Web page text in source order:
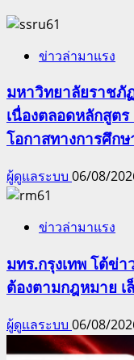
ข่าวล่ามาแรง
มหาวิทยาลัยราช
เนื่องตลอดหลักสูต
โอกาสทางการศึก
ผู้ดูแลระบบ 06/08/
ข่าวล่ามาแรง
มทร.กรุงเทพ โต้ข่
ต้องตามกฎหมาย
ผู้ดูแลระบบ 06/08/